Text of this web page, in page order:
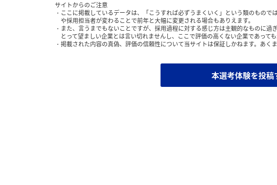
サイトからのご注意
ここに掲載しているデータは、「こうすれば必ずうまくいく」という類のもの
や採用担当者が変わることで前年と大幅に変更される場合もありえます。
また、言うまでもないことですが、採用過程に対する感じ方は主観的なものに
とって望ましい企業とは言い切れませんし、ここで評価の高くない企業であって
掲載された内容の真偽、評価の信頼性について当サイトは保証しかねます。あく
本選考体験を投稿